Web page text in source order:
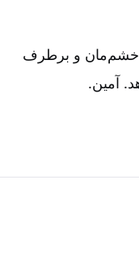
خشم‌مان و برطرف
آمین‌.